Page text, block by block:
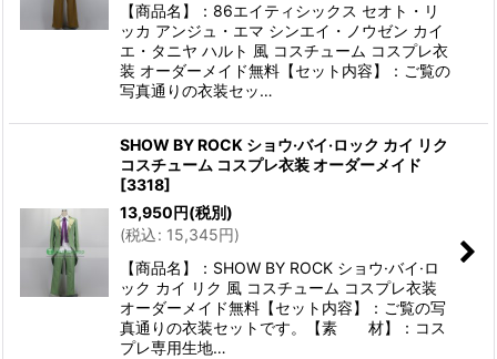
【商品名】：86エイティシックス セオト・リ
ッカ アンジュ・エマ シンエイ・ノウゼン カイ
エ・タニヤ ハルト 風 コスチューム コスプレ衣
装 オーダーメイド無料【セット内容】：ご覧の
写真通りの衣装セッ…
SHOW BY ROCK ショウ·バイ·ロック カイ リク
コスチューム コスプレ衣装 オーダーメイド
[3318]
13,950円(税別)
(税込: 15,345円)
【商品名】：SHOW BY ROCK ショウ·バイ·ロ
ック カイ リク 風 コスチューム コスプレ衣装
オーダーメイド無料【セット内容】：ご覧の写
真通りの衣装セットです。【素 材】：コス
プレ専用生地…